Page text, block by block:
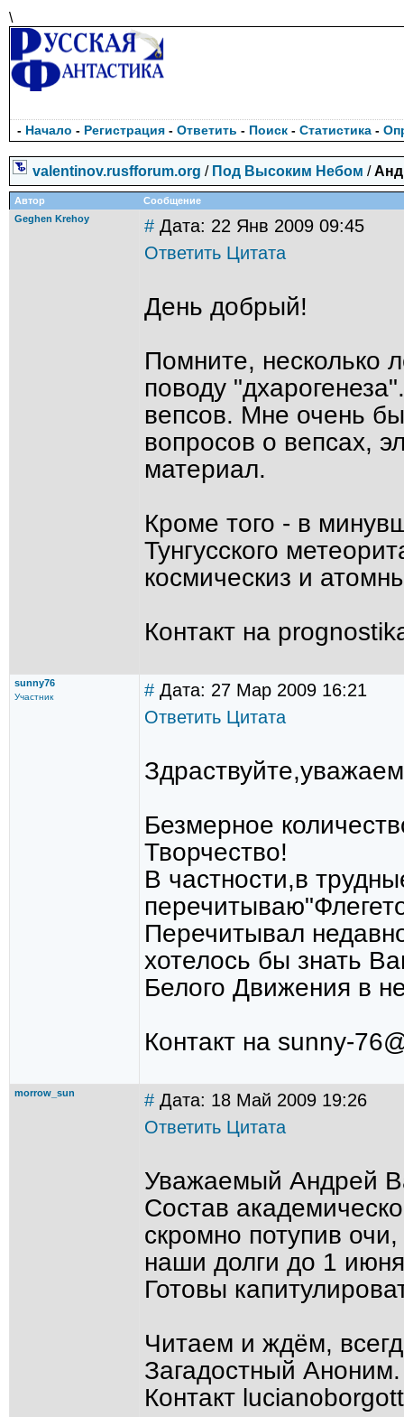
\
- Начало - Регистрация - Ответить - Поиск - Статистика -
valentinov.rusfforum.org / Под Высоким Небом /
Автор
Сообщение
Geghen Krehoy
# Дата: 22 Янв 2009 09:45
Ответить Цитата
День добрый!
Помните, несколько
поводу
вепсов. Мне очень
вопросов о вепсах,
материал.
Кроме того - в
Тунгусского
космическиз и
Контакт на
sunny76
Участник # Дата: 27 Мар 2009 16:21
Ответить Цитата
Безмерное
Творчество!
В частности,в
Перечитывал
хотелось бы знать
Белого Движения в
Контакт на sunny-
morrow_sun # Дата: 18 Май 2009 19:26
Ответить Цитата
Уважаемый Андрей
Состав
скромно потупив
наши долги до 1
Готовы
Читаем и ждём,
Загадостный Аноним.
Контакт